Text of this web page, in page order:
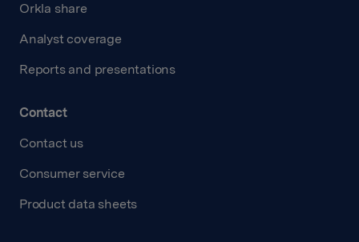
Orkla share
Analyst coverage
Reports and presentations
Contact
Contact us
Consumer service
Product data sheets